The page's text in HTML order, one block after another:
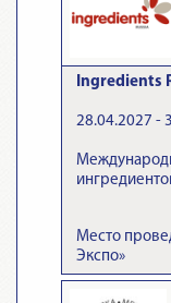
Ingredients
28.04.2027 -
Место
Экспо»